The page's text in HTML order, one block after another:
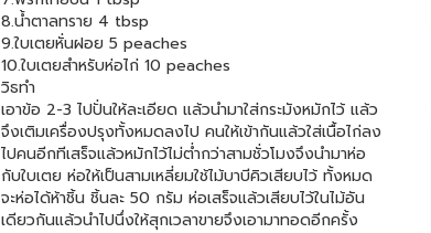
8.น้ำตาลทราย 4 tbsp
9.ใบเตยหั่นฝอย 5 peaches
10.ใบเตยสำหรับห่อไก่ 10 peaches
วิธทำ
เอาข้อ 2-3 ไปปั่นให้ละเอียด แล้วนำมาใส่กระมังหมักไว้ แล้ว
จึงเติมเครื่องปรุงทั้งหมดลงไป คนให้เข้ากันแล้วใส่เนื้อไก่ลง
ไปคนอีกทีเสร็จแล้วหมักไว้ไม่ต่ำกว่าสามชั่วโมงจึงนำมาห่อ
กับใบเตย ห่อให้เป็นสามเหลี่ยมใช้ไม้บาบีคิวเสียบไว้ ทั้งหมด
จะห่อได้ห้าชิ้น ชิ้นละ 50 กรัม ห่อเสร็จแล้วเสียบไว้ในไม้อัน
เดียวกันแล้วนำไปนึ่งให้สุกเวลาขายจึงเอามาทอดอีกครั้ง